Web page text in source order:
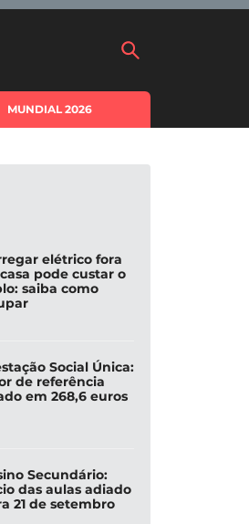
MUNDIAL 2026
elétrico fora
pode custar o
saiba como
Social Única:
de referência
em 268,6 euros
Secundário:
das aulas adiado
21 de setembro